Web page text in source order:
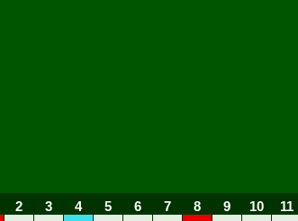
2 3 4 5 6 7 8 9 10 11